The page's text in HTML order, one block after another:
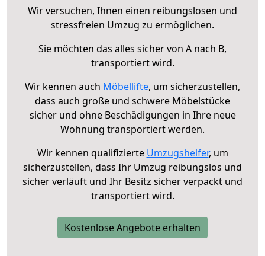
Wir versuchen, Ihnen einen reibungslosen und
stressfreien Umzug zu ermöglichen.
Sie möchten das alles sicher von A nach B,
transportiert wird.
Wir kennen auch Möbellifte, um sicherzustellen,
dass auch große und schwere Möbelstücke
sicher und ohne Beschädigungen in Ihre neue
Wohnung transportiert werden.
Wir kennen qualifizierte Umzugshelfer, um
sicherzustellen, dass Ihr Umzug reibungslos und
sicher verläuft und Ihr Besitz sicher verpackt und
transportiert wird.
Kostenlose Angebote erhalten